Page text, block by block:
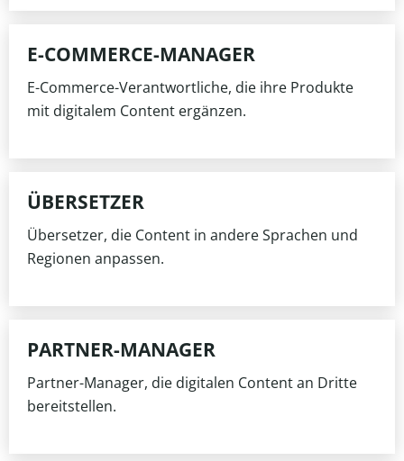
E-COMMERCE-MANAGER
E-Commerce-Verantwortliche, die ihre Produkte
mit digitalem Content ergänzen.
ÜBERSETZER
Übersetzer, die Content in andere Sprachen und
Regionen anpassen.
PARTNER-MANAGER
Partner-Manager, die digitalen Content an Dritte
bereitstellen.